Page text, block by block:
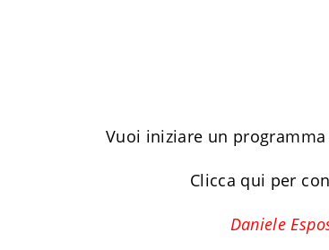
Vuoi iniziare un
Clicca qui per
Daniele